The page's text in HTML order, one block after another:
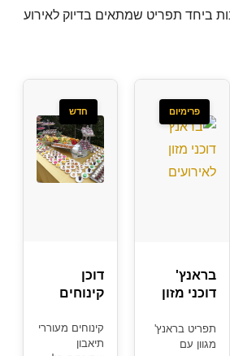
ביחד תפריט שמתאים בדיוק לאירוע
פרימיום
בראנץ'
דוכני מזון
תפריט בראנץ'
מגוון עם
חדש
דוכן
קינוחים
קינוחים מעוררי
תיאבון